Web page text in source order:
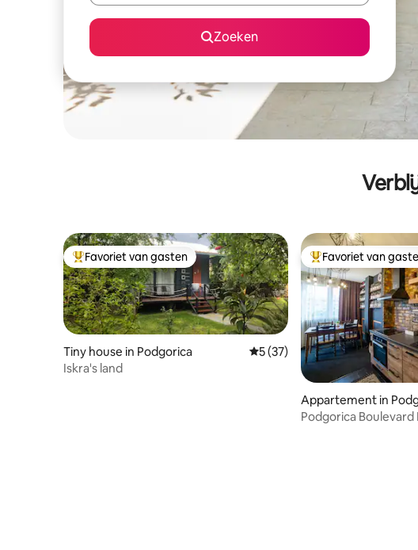
Zoeken
Topfavoriet van gasten
Favoriet van gasten
Tiny house in Podgorica Gemiddelde beoordeling van
5 (37)
Iskra's land
Topfavoriet van
Favoriet van
Appartement in
Podgorica